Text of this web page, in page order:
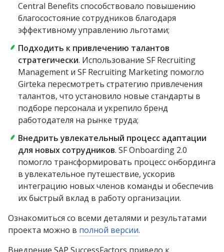
Central Benefits способствовало повышению
благосостояние сотрудников благодаря
эффективному управлению льготами;
Подходить к привлечению талантов
стратегически. Использование SF Recruiting
Management и SF Recruiting Marketing помогло
Girteka пересмотреть стратегию привлечения
талантов, что установило новые стандарты в
подборе персонала и укрепило бренд
работодателя на рынке труда;
Внедрить увлекательный процесс адаптации
для новых сотрудников. SF Onboarding 2.0
помогло трансформировать процесс онбординга
в увлекательное путешествие, ускорив
интеграцию новых членов команды и обеспечив
их быстрый вклад в работу организации.
Ознакомиться со всеми деталями и результатами
проекта можно в полной версии.